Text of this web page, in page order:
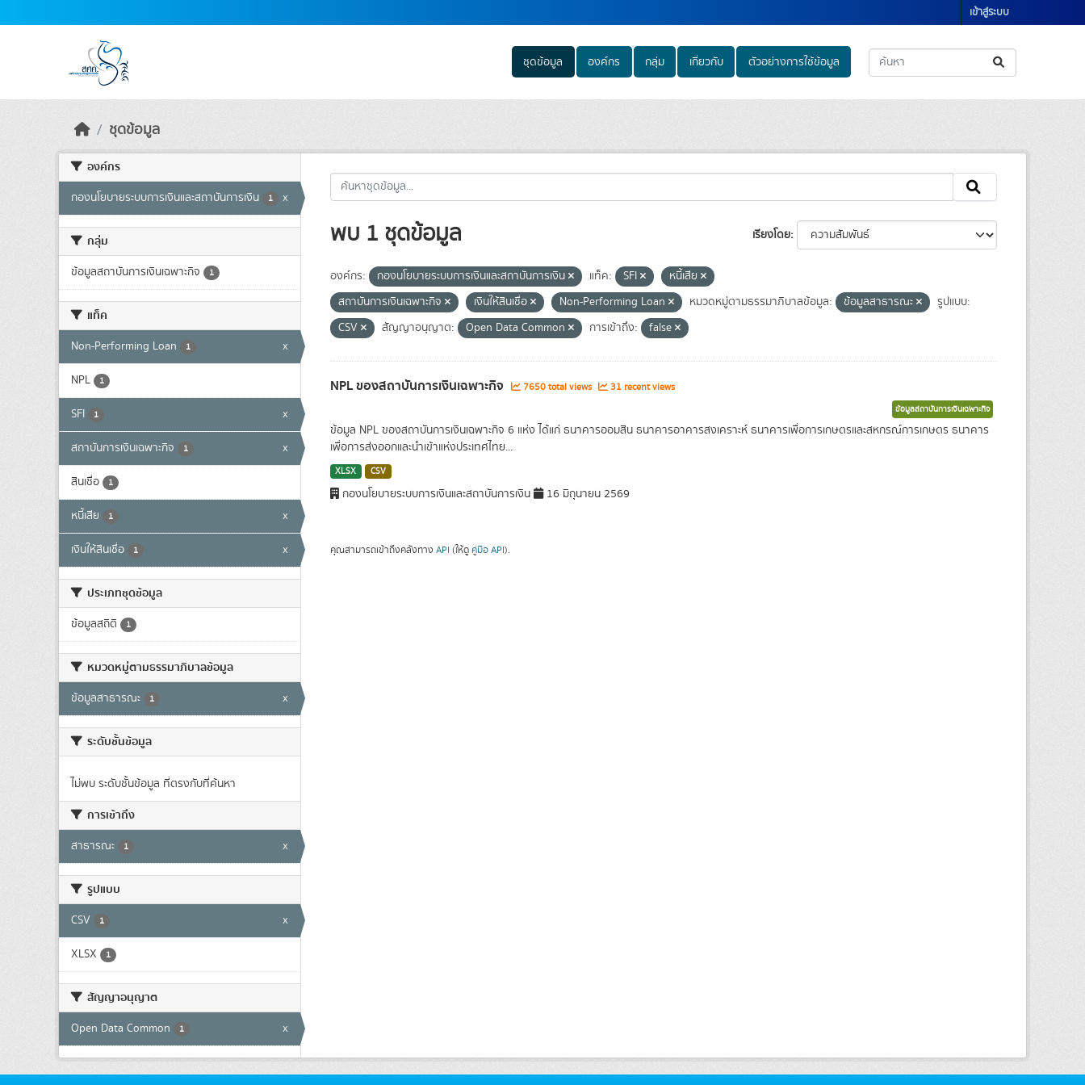
เข้าสู่ระบบ
ชุดข้อมูล องค์กร กลุ่ม เกี่ยวกับ ตัวอย่างการใช้ข้อมูล
ชุดข้อมูล
องค์กร
กองนโยบายระบบการเงินและสถาบันการเงิน 1 x
กลุ่ม
ข้อมูลสถาบันการเงินเฉพาะกิจ 1
แท็ค
Non-Performing Loan 1 x
NPL 1
SFI 1 x
สถาบันการเงินเฉพาะกิจ 1 x
สินเชื่อ 1
หนี้เสีย 1 x
เงินให้สินเชื่อ 1 x
ประเภทชุดข้อมูล
ข้อมูลสถิติ 1
หมวดหมู่ตามธรรมาภิบาลข้อมูล
ข้อมูลสาธารณะ 1 x
ระดับชั้นข้อมูล
ไม่พบ ระดับชั้นข้อมูล ที่ตรงกับที่ค้นหา
การเข้าถึง
สาธารณะ 1 x
รูปแบบ
CSV 1 x
XLSX 1
สัญญาอนุญาต
Open Data Common 1 x
เรียงโดย
พบ 1 ชุดข้อมูล
องค์กร: กองนโยบายระบบการเงินและสถาบันการเงิน แท็ค: SFI
หนี้เสีย
สถาบันการเงินเฉพาะกิจ
เงินให้สินเชื่อ Non-Performing Loan หมวดหมู่ตามธรรมาภิบาลข้อมูล: ข้อมูลสาธารณะ
รูปแบบ:
CSV
สัญญาอนุญาต: Open Data Common การเข้าถึง: false
NPL ของสถาบันการเงินเฉพาะกิจ 7650 total views 31 recent views
ข้อมูลสถาบันการเงินเฉพาะกิจ
ข้อมูล NPL ของสถาบันการเงินเฉพาะกิจ 6 แห่ง ได้แก่ ธนาคารออมสิน ธนาคารอาคารสงเคราะห์ ธนาคารเพื่อการเกษตรและสหกรณ์การเกษตร ธนาคาร
เพื่อการส่งออกและนำเข้าแห่งประเทศไทย...
XLSX CSV
กองนโยบายระบบการเงินและสถาบันการเงิน 16 มิถุนายน 2569
คุณสามารถเข้าถึงคลังทาง API (ให้ดู คู่มือ API).